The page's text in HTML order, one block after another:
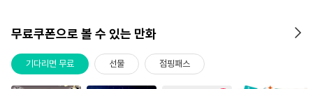
무료쿠폰으로 볼 수 있는 만화
기다리면 무료 선물 점핑패스